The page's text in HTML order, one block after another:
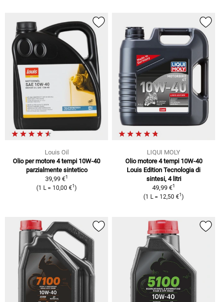
Louis Oil
Olio per motore 4 tempi 10W-40
parzialmente sintetico
39,99 €1
(1 L = 10,00 €1 )
LIQUI MOLY
Olio motore 4 tempi 10W-40
Louis Edition Tecnologia di
sintesi, 4 litri
49,99 €1
(1 L = 12,50 €1 )